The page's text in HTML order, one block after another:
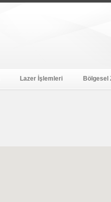
Lazer İşlemleri Bölgesel